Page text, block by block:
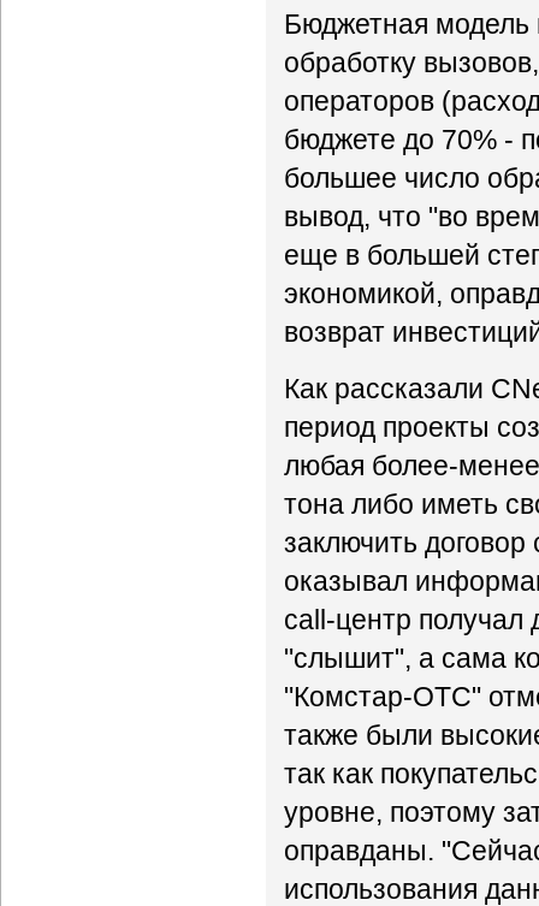
Бюджетная модель
обработку
операторов
бюджете до 70% -
большее число
вывод, что "во
еще в большей
экономикой,
возврат
Как рассказали
период проекты
любая более-
тона либо иметь
заключить
оказывал
call-центр получал
"слышит", а сама
"Комстар-ОТС"
также были
так как
уровне, поэтому
оправданы.
использования